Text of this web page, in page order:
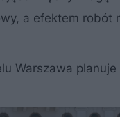
a efektem
Warszawa